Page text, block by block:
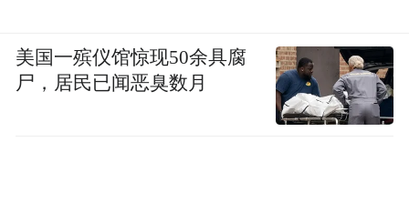
美国一殡仪馆惊现50余具腐
尸，居民已闻恶臭数月